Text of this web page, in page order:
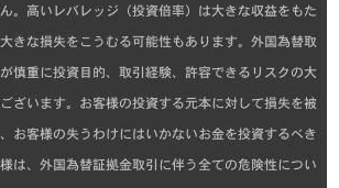
。高いレバレッジ（投資倍率）は大きな収益をもた
きな損失をこうむる可能性もあります。外国為替取
慎重に投資目的、取引経験、許容できるリスクの大
ざいます。お客様の投資する元本に対して損失を被
お客様の失うわけにはいかないお金を投資するべき
は、外国為替証拠金取引に伴う全ての危険性につい